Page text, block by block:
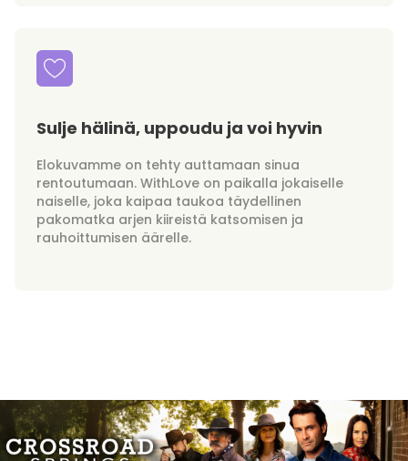
Sulje hälinä, uppoudu ja voi hyvin
Elokuvamme on tehty auttamaan sinua
rentoutumaan. WithLove on paikalla jokaiselle
naiselle, joka kaipaa taukoa täydellinen
pakomatka arjen kiireistä katsomisen ja
rauhoittumisen äärelle.